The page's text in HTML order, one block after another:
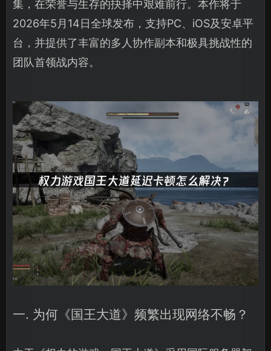
集，在荣誉与生存的抉择中艰难前行。本作将于
2026年5月14日全球发布，支持PC、iOS及安卓平
台，并提供了丰富的多人协作副本和极具挑战性的
团队首领战内容。
一. 为何《国王大道》频繁出现网络不畅？